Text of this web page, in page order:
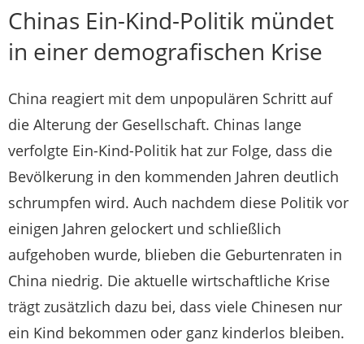
Chinas Ein-Kind-Politik mündet
in einer demografischen Krise
China reagiert mit dem unpopulären Schritt auf
die Alterung der Gesellschaft. Chinas lange
verfolgte Ein-Kind-Politik hat zur Folge, dass die
Bevölkerung in den kommenden Jahren deutlich
schrumpfen wird. Auch nachdem diese Politik vor
einigen Jahren gelockert und schließlich
aufgehoben wurde, blieben die Geburtenraten in
China niedrig. Die aktuelle wirtschaftliche Krise
trägt zusätzlich dazu bei, dass viele Chinesen nur
ein Kind bekommen oder ganz kinderlos bleiben.